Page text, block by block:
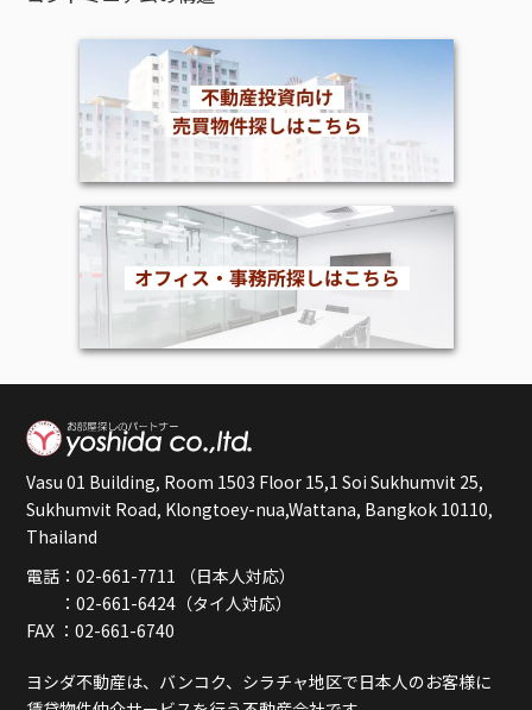
Vasu 01 Building, Room 1503 Floor 15,1 Soi Sukhumvit 25,
Sukhumvit Road, Klongtoey-nua,Wattana, Bangkok 10110,
Thailand
電話：02-661-7711 （日本人対応）
：02-661-6424（タイ人対応）
FAX ：02-661-6740
ヨシダ不動産は、バンコク、シラチャ地区で日本人のお客様に